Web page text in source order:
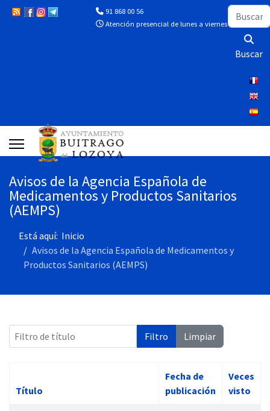
91 868 00 56
Atención presencial de lunes a viernes de 10:00 a
Buscar
Buscar
Avisos de la Agencia Española de
Medicamentos y Productos Sanitarios
(AEMPS)
Está aquí: Inicio
Avisos de la Agencia Española de Medicamentos y
Productos Sanitarios (AEMPS)
Filtro de título Filtro Limpiar
Título
Fecha de
publicación
Veces
visto